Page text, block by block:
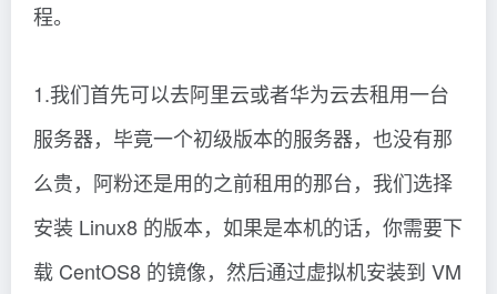
程。
1.我们首先可以去阿里云或者华为云去租用一台
服务器，毕竟一个初级版本的服务器，也没有那
么贵，阿粉还是用的之前租用的那台，我们选择
安装 Linux8 的版本，如果是本机的话，你需要下
载 CentOS8 的镜像，然后通过虚拟机安装到 VM